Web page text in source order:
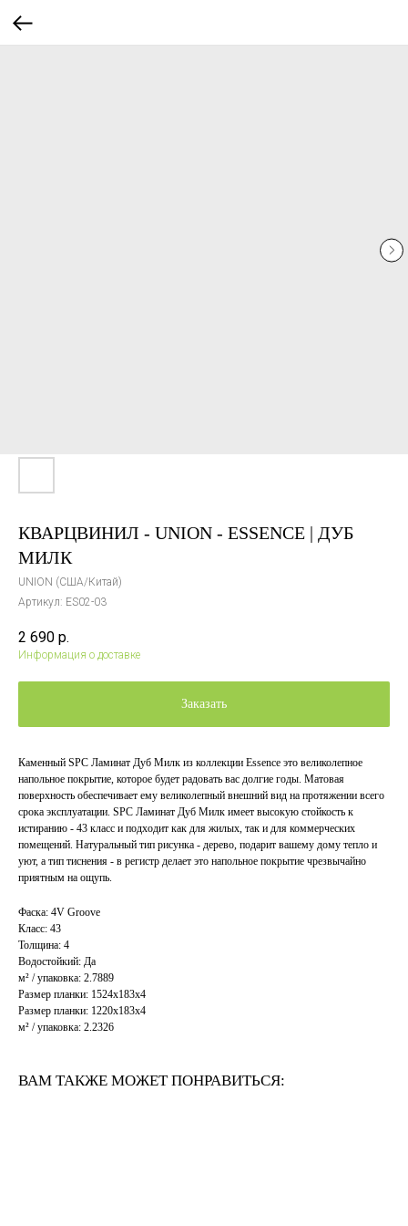
КВАРЦВИНИЛ - UNION - ESSENCE | ДУБ
МИЛК
UNION (США/Китай)
Артикул: ES02-03
2 690 р.
Информация о доставке
Заказать
Каменный SPC Ламинат Дуб Милк из коллекции Essence это великолепное
напольное покрытие, которое будет радовать вас долгие годы. Матовая
поверхность обеспечивает ему великолепный внешний вид на протяжении всего
срока эксплуатации. SPC Ламинат Дуб Милк имеет высокую стойкость к
истиранию - 43 класс и подходит как для жилых, так и для коммерческих
помещений. Натуральный тип рисунка - дерево, подарит вашему дому тепло и
уют, а тип тиснения - в регистр делает это напольное покрытие чрезвычайно
приятным на ощупь.
Фаска: 4V Groove
Класс: 43
Толщина: 4
Водостойкий: Да
м² / упаковка: 2.7889
Размер планки: 1524x183x4
Размер планки: 1220x183x4
м² / упаковка: 2.2326
ВАМ ТАКЖЕ МОЖЕТ ПОНРАВИТЬСЯ: